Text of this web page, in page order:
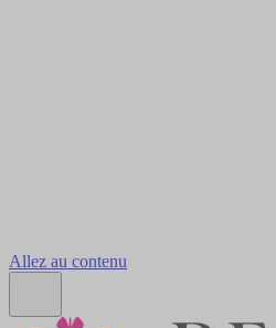
Allez au contenu